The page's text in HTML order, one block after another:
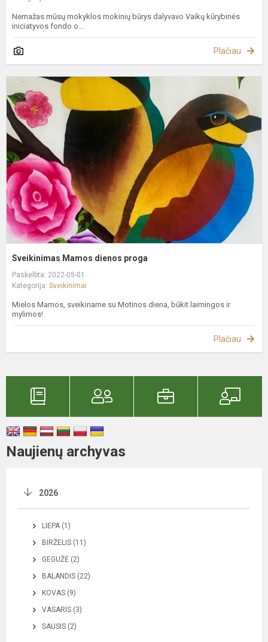
Nemažas mūsų mokyklos mokinių būrys dalyvavo Vaikų kūrybinės
iniciatyvos fondo o...
Plačiau
Sveikinimas Mamos dienos proga
Paskelbta: 2022-05-01
Kategorija: Sveikinimai
Mielos Mamos, sveikiname su Motinos diena, būkit laimingos ir
mylimos!
Plačiau
Naujienų archyvas
2026
LIEPA (1)
BIRŽELIS (11)
GEGUŽĖ (2)
BALANDIS (22)
KOVAS (9)
VASARIS (3)
SAUSIS (2)